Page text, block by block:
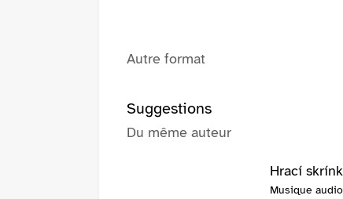
Autre format
Suggestions
Du même auteur
Hrací
Musique